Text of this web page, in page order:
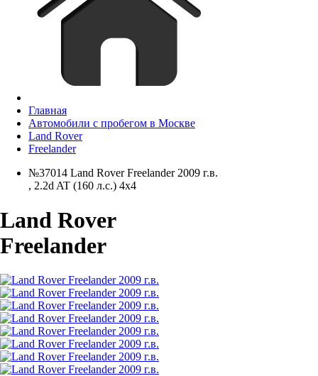
Главная
Автомобили с пробегом в Москве
Land Rover
Freelander
№37014 Land Rover Freelander 2009 г.в.
, 2.2d AT (160 л.с.) 4x4
Land Rover
Freelander